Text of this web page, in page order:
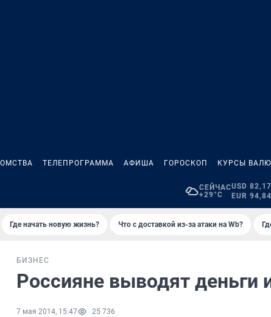
ТЕЛЕПРОГРАММА АФИША ГОРОСКОП КУРСЫ
СЕЙЧАС
+29°C
USD 82,17
EUR 94,84
Где начать новую жизнь? Что с доставкой из-за атаки на Wb?
БИЗНЕС
Россияне выводят деньги
7 мая 2014, 15:47 25 736